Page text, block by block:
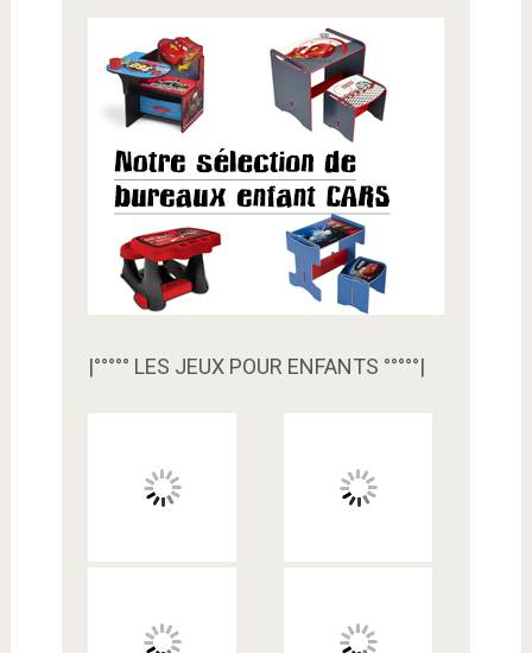
|°°°°° LES JEUX POUR ENFANTS °°°°°|